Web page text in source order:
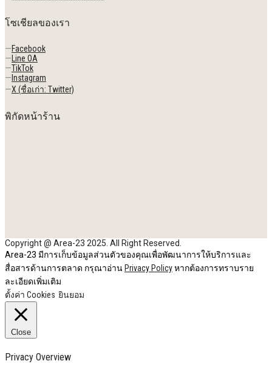
โซเชียลของเรา
—Facebook
— Line OA
—TikTok
— Instagram
—X (ชื่อเก่า: Twitter)
พิกัดหน้าร้าน
Copyright @ Area-23 2025. All Right Reserved.
Area-23 มีการเก็บข้อมูลส่วนตัวของคุณเพื่อพัฒนาการให้บริการและ
สื่อสารด้านการตลาด กรุณาอ่าน Privacy Policyหากต้องการทราบราย
ละเอียดเพิ่มเติม
ตั้งค่า Cookies ยินยอม
Close
Privacy Overview